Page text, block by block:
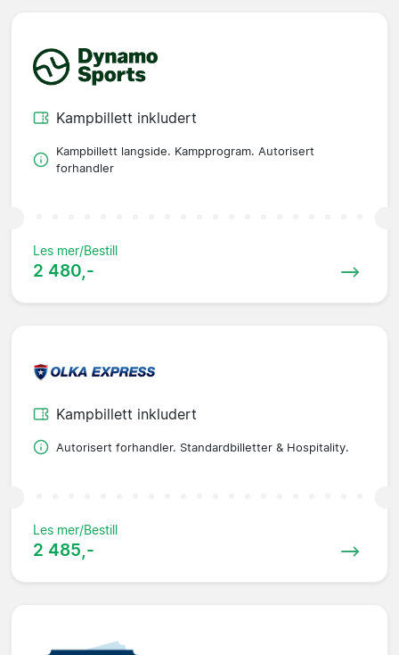
Kampbillett inkludert
Kampbillett langside. Kampprogram. Autorisert
forhandler
Les mer/Bestill
2 480,-
Kampbillett inkludert
Autorisert forhandler. Standardbilletter & Hospitality.
Les mer/Bestill
2 485,-